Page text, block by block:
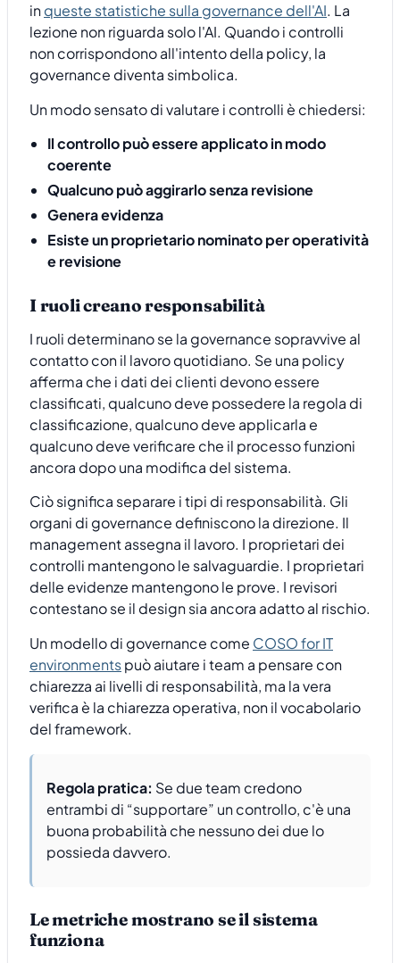
inqueste statistiche sulla governance dell'AI. La
lezione non riguarda solo l'AI. Quando i controlli
non corrispondono all'intento della policy, la
governance diventa simbolica.
Un modo sensato di valutare i controlli è chiedersi:
Il controllo può essere applicato in modo
coerente
Qualcuno può aggirarlo senza revisione
Genera evidenza
Esiste un proprietario nominato per operatività
e revisione
I ruoli creano responsabilità
I ruoli determinano se la governance sopravvive al
contatto con il lavoro quotidiano. Se una policy
afferma che i dati dei clienti devono essere
classificati, qualcuno deve possedere la regola di
classificazione, qualcuno deve applicarla e
qualcuno deve verificare che il processo funzioni
ancora dopo una modifica del sistema.
Ciò significa separare i tipi di responsabilità. Gli
organi di governance definiscono la direzione. Il
management assegna il lavoro. I proprietari dei
controlli mantengono le salvaguardie. I proprietari
delle evidenze mantengono le prove. I revisori
contestano se il design sia ancora adatto al rischio.
Un modello di governance come COSO for IT
environmentspuò aiutare i team a pensare con
chiarezza ai livelli di responsabilità, ma la vera
verifica è la chiarezza operativa, non il vocabolario
del framework.
Regola pratica: Se due team credono
entrambi di “supportare” un controllo, c'è una
buona probabilità che nessuno dei due lo
possieda davvero.
Le metriche mostrano se il sistema
funziona